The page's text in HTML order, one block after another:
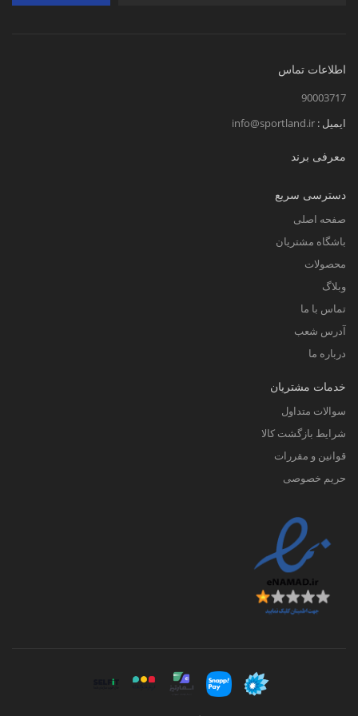
اطلاعات تماس
90003717
ایمیل : info@sportland.ir
معرفی برند
دسترسی سریع
صفحه اصلی
باشگاه مشتریان
محصولات
وبلاگ
تماس با ما
آدرس شعب
درباره ما
خدمات مشتریان
سوالات متداول
شرایط بازگشت کالا
قوانین و مقررات
حریم خصوصی